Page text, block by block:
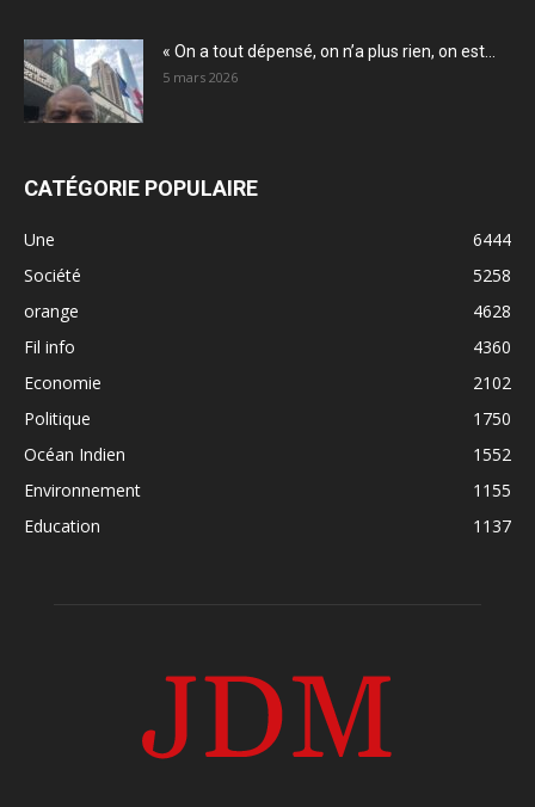
« On a tout dépensé, on n’a plus rien, on est...
5 mars 2026
CATÉGORIE POPULAIRE
Une
6444
Société
5258
orange
4628
Fil info
4360
Economie
2102
Politique
1750
Océan Indien
1552
Environnement
1155
Education
1137